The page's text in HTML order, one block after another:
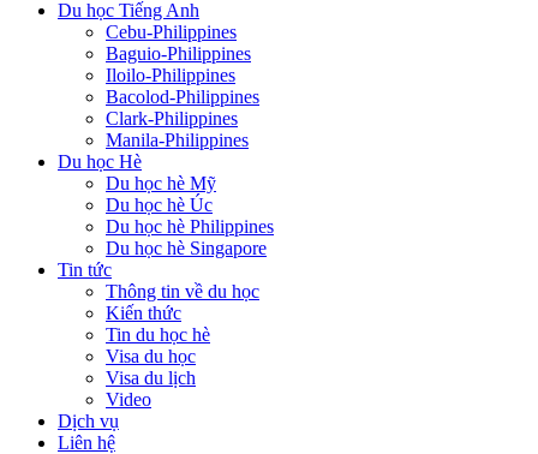
Du học Tiếng Anh
Cebu-Philippines
Baguio-Philippines
Iloilo-Philippines
Bacolod-Philippines
Clark-Philippines
Manila-Philippines
Du học Hè
Du học hè Mỹ
Du học hè Úc
Du học hè Philippines
Du học hè Singapore
Tin tức
Thông tin về du học
Kiến thức
Tin du học hè
Visa du học
Visa du lịch
Video
Dịch vụ
Liên hệ